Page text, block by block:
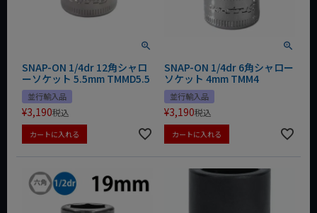
SNAP-ON 1/4dr 12角シャロ
ーソケット 5.5mm TMMD5.5
並行輸入品
¥3,190税込
カートに入れる
SNAP-ON 1/4dr 6角シャロー
ソケット 4mm TMM4
並行輸入品
¥3,190税込
カートに入れる